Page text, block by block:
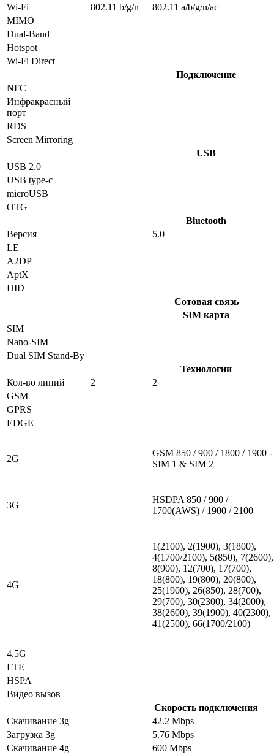
Wi-Fi
802.11 b/g/n
802.11 a/b/g/n/ac
MIMO
Dual-Band
Hotspot
Wi-Fi Direct
Подключение
NFC
Инфракрасный
порт
RDS
Screen Mirroring
USB
USB 2.0
USB type-c
microUSB
OTG
Bluetooth
Версия
5.0
LE
A2DP
AptX
HID
Сотовая связь
SIM карта
SIM
Nano-SIM
Dual SIM Stand-By
Технологии
Кол-во линий
2
2
GSM
GPRS
EDGE
2G
GSM 850 / 900 / 1800 / 1900 -
SIM 1 & SIM 2
3G
HSDPA 850 / 900 /
1700(AWS) / 1900 / 2100
4G
1(2100), 2(1900), 3(1800),
4(1700/2100), 5(850), 7(2600),
8(900), 12(700), 17(700),
18(800), 19(800), 20(800),
25(1900), 26(850), 28(700),
29(700), 30(2300), 34(2000),
38(2600), 39(1900), 40(2300),
41(2500), 66(1700/2100)
4.5G
LTE
HSPA
Видео вызов
Скорость подключения
Скачивание 3g
42.2 Mbps
Загрузка 3g
5.76 Mbps
Скачивание 4g
600 Mbps